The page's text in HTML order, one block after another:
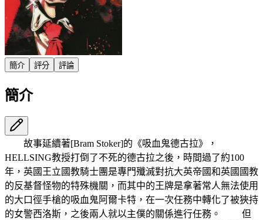
簡介 評分 評論
簡介
故事延續著[Bram Stoker]的《吸血鬼德古拉》，
HELLSING教授打倒了不死的德古拉之後，時間過了約100
年，英國王立國教騎士團是專門殲滅對抗大英帝國和英國國教
的反基督怪物的特殊機關，而其中的王牌是拿著常人無法使用
的大口徑手槍的吸血鬼阿爾卡特，在一次任務中轉化了被狹持
的女警西洛斯，之後兩人就以主僕的關係進行任務。 但